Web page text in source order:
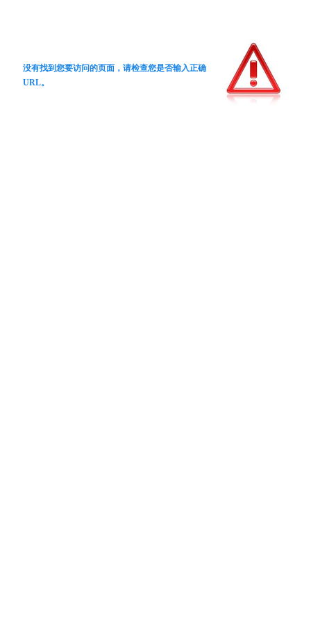
没有找到您要访问的页面，请检查您是否输入正确
URL。